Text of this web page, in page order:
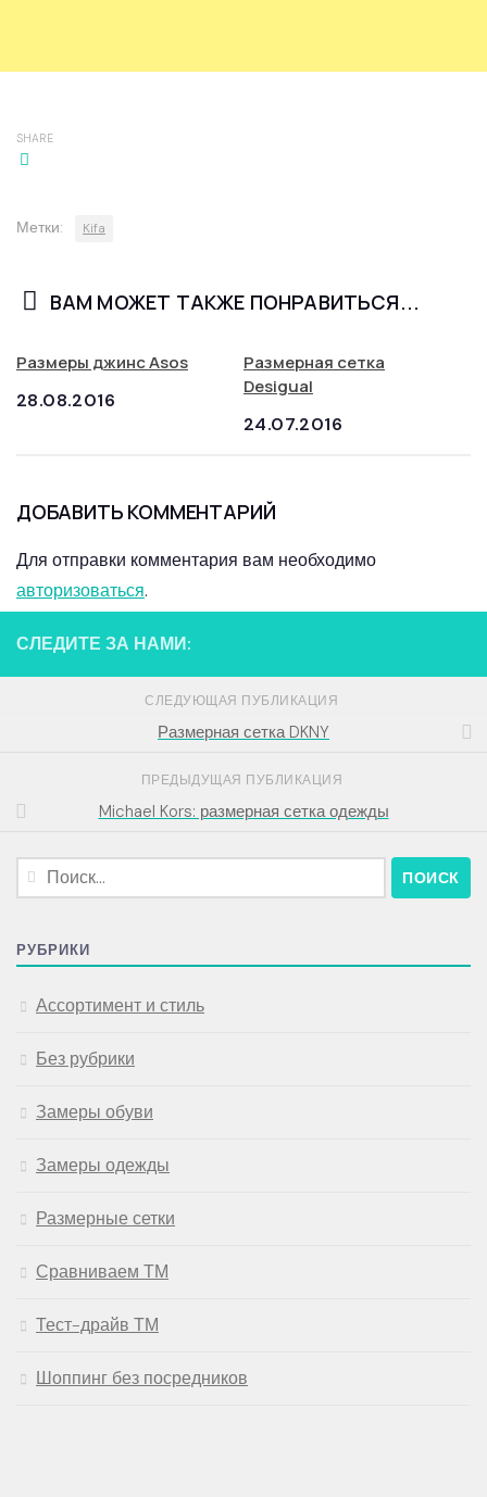
SHARE
Метки: Kifa
ВАМ МОЖЕТ ТАКЖЕ ПОНРАВИТЬСЯ...
Размеры джинс Asos
28.08.2016
Размерная сетка
Desigual
24.07.2016
ДОБАВИТЬ КОММЕНТАРИЙ
Для отправки комментария вам необходимо
авторизоваться.
СЛЕДИТЕ ЗА НАМИ:
СЛЕДУЮЩАЯ ПУБЛИКАЦИЯ
Размерная сетка DKNY
ПРЕДЫДУЩАЯ ПУБЛИКАЦИЯ
Michael Kors: размерная сетка одежды
Найти:
РУБРИКИ
Ассортимент и стиль
Без рубрики
Замеры обуви
Замеры одежды
Размерные сетки
Сравниваем ТМ
Тест-драйв ТМ
Шоппинг без посредников